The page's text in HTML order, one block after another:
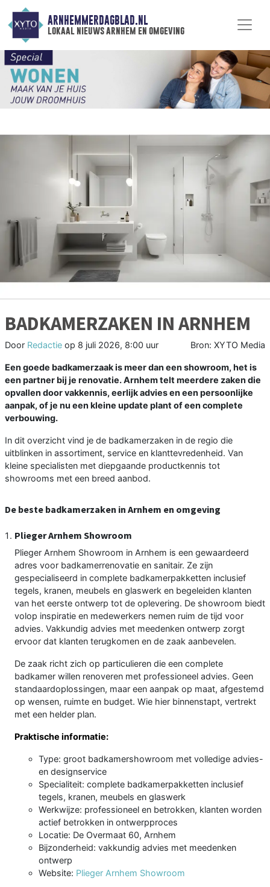
ARNHEMMERDAGBLAD.NL
lokaal nieuws arnhem en omgeving
BADKAMERZAKEN IN ARNHEM
Door Redactie op 8 juli 2026, 8:00 uur Bron: XYTO Media
Een goede badkamerzaak is meer dan een showroom, het is
een partner bij je renovatie. Arnhem telt meerdere zaken die
opvallen door vakkennis, eerlijk advies en een persoonlijke
aanpak, of je nu een kleine update plant of een complete
verbouwing.
In dit overzicht vind je de badkamerzaken in de regio die
uitblinken in assortiment, service en klanttevredenheid. Van
kleine specialisten met diepgaande productkennis tot
showrooms met een breed aanbod.
De beste badkamerzaken in Arnhem en omgeving
Plieger Arnhem Showroom
Plieger Arnhem Showroom in Arnhem is een gewaardeerd
adres voor badkamerrenovatie en sanitair. Ze zijn
gespecialiseerd in complete badkamerpakketten inclusief
tegels, kranen, meubels en glaswerk en begeleiden klanten
van het eerste ontwerp tot de oplevering. De showroom biedt
volop inspiratie en medewerkers nemen ruim de tijd voor
advies. Vakkundig advies met meedenken ontwerp zorgt
ervoor dat klanten terugkomen en de zaak aanbevelen.
De zaak richt zich op particulieren die een complete
badkamer willen renoveren met professioneel advies. Geen
standaardoplossingen, maar een aanpak op maat, afgestemd
op wensen, ruimte en budget. Wie hier binnenstapt, vertrekt
met een helder plan.
Praktische informatie:
Type: groot badkamershowroom met volledige advies-
en designservice
Specialiteit: complete badkamerpakketten inclusief
tegels, kranen, meubels en glaswerk
Werkwijze: professioneel en betrokken, klanten worden
actief betrokken in ontwerpproces
Locatie: De Overmaat 60, Arnhem
Bijzonderheid: vakkundig advies met meedenken
ontwerp
Website: Plieger Arnhem Showroom